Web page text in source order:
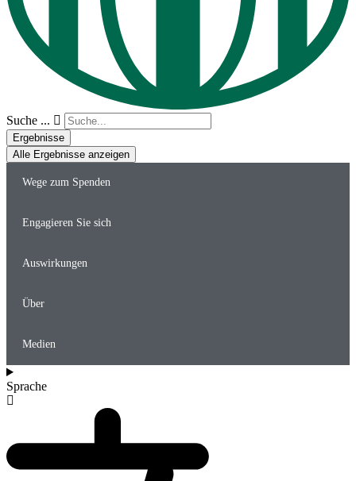
Suche ...
Ergebnisse
Alle Ergebnisse anzeigen
Wege zum Spenden
Engagieren Sie sich
Auswirkungen
Über
Medien
Sprache